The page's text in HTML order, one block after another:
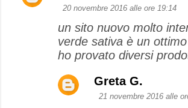
20 novembre 2016 alle ore 19:14
un sito nuovo molto
verde sativa è un
ho provato diversi
Greta G.
21 novembre 2016 alle